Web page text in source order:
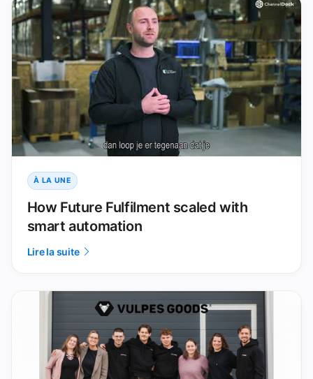
À LA UNE
How Future Fulfilment scaled with
smart automation
Lire la suite